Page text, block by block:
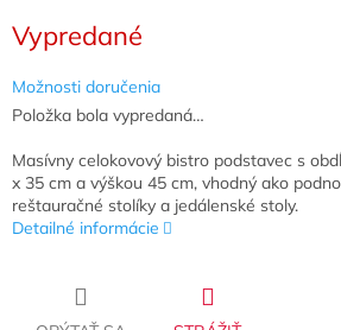
cena:
Vypredané
Možnosti doručenia
Položka bola vypredaná…
Masívny celokovový bistro podstavec s
x 35 cm a výškou 45 cm, vhodný ako
reštauračné stolíky a jedálenské stoly.
Detailné informácie